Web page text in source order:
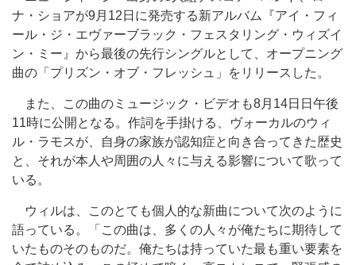
ナ・ショアが9月12日に発売する新アルバム『アイ・フィ
ール・ジ・エヴァーブラック・フェスタリング・ウィズイ
ン・ミー』から最後の先行シングルとして、オープニング
曲の「プリズン・オブ・フレッシュ」をリリースした。
また、この曲のミュージック・ビデオも8月14日日午後
11時に公開となる。作詞を手掛ける、ヴォーカルのウィ
ル・ラモスが、自身の家族が認知症と向き合ってきた歴史
と、それが本人や周囲の人々に与える影響について歌って
いる。
ウィルは、このとても個人的な新曲について次のように
語っている。「この曲は、多くの人々が俺たちに期待して
いたものそのものだ。俺たちは持っていた最も重い要素を